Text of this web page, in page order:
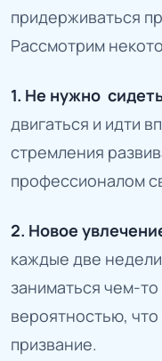
придерживаться
Рассмотрим
1. Не нужно
двигаться и идти
стремления
профессионалом
2. Новое
каждые две
заниматься чем-
вероятностью,
призвание.